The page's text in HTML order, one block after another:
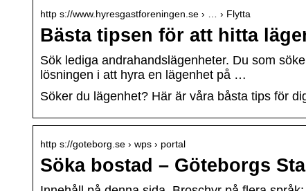
http s://www.hyresgastforeningen.se › … › Flytta
Bästa tipsen för att hitta
Sök lediga andrahandslägenheter. Du som
lösningen i att hyra en lägenhet på …
Söker du lägenhet? Här är våra båsta tips för
http s://goteborg.se › wps › portal
Söka bostad – Göteborgs